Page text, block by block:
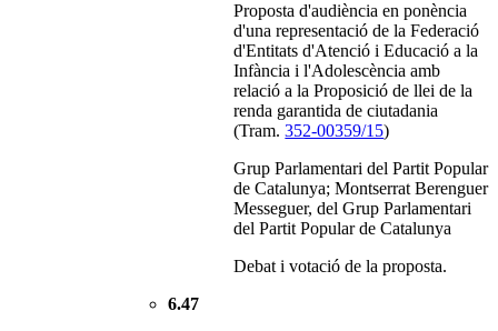
Proposta d'audiència en ponència
d'una representació de la Federació
d'Entitats d'Atenció i Educació a la
Infància i l'Adolescència amb
relació a la Proposició de llei de la
renda garantida de ciutadania
(Tram.352-00359/15)
Grup Parlamentari del Partit Popular
de Catalunya; Montserrat Berenguer
Messeguer, del Grup Parlamentari
del Partit Popular de Catalunya
Debat i votació de la proposta.
6.47